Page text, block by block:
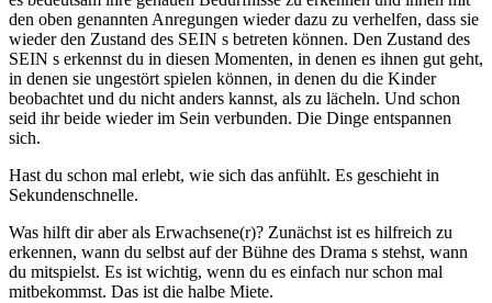
den oben genannten Anregungen wieder dazu zu verhelfen, dass sie
wieder den Zustand des SEIN s betreten können. Den Zustand des
SEIN s erkennst du in diesen Momenten, in denen es ihnen gut geht,
in denen sie ungestört spielen können, in denen du die Kinder
beobachtet und du nicht anders kannst, als zu lächeln. Und schon
seid ihr beide wieder im Sein verbunden. Die Dinge entspannen
sich.
Hast du schon mal erlebt, wie sich das anfühlt. Es geschieht in
Sekundenschnelle.
Was hilft dir aber als Erwachsene(r)? Zunächst ist es hilfreich zu
erkennen, wann du selbst auf der Bühne des Drama s stehst, wann
du mitspielst. Es ist wichtig, wenn du es einfach nur schon mal
mitbekommst. Das ist die halbe Miete.